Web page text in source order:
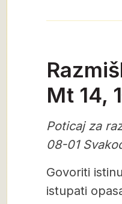
Mt 14,
Poticaj za
08-01
Govoriti
istupati